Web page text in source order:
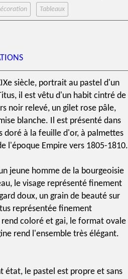
Tableaux
siècle, portrait au pastel d'un
il est vêtu d'un habit cintré de
noir relevé, un gilet rose pâle,
blanche. Il est présenté dans
doré à la feuille d'or, à palmettes
l'époque Empire vers 1805-1810.
jeune homme de la bourgeoisie
le visage représenté finement
doux, un grain de beauté sur
représentée finement
coloré et gai, le format ovale
rend l'ensemble très élégant.
état, le pastel est propre et sans